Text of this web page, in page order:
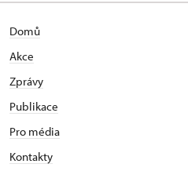
Domů
Akce
Zprávy
Publikace
Pro média
Kontakty